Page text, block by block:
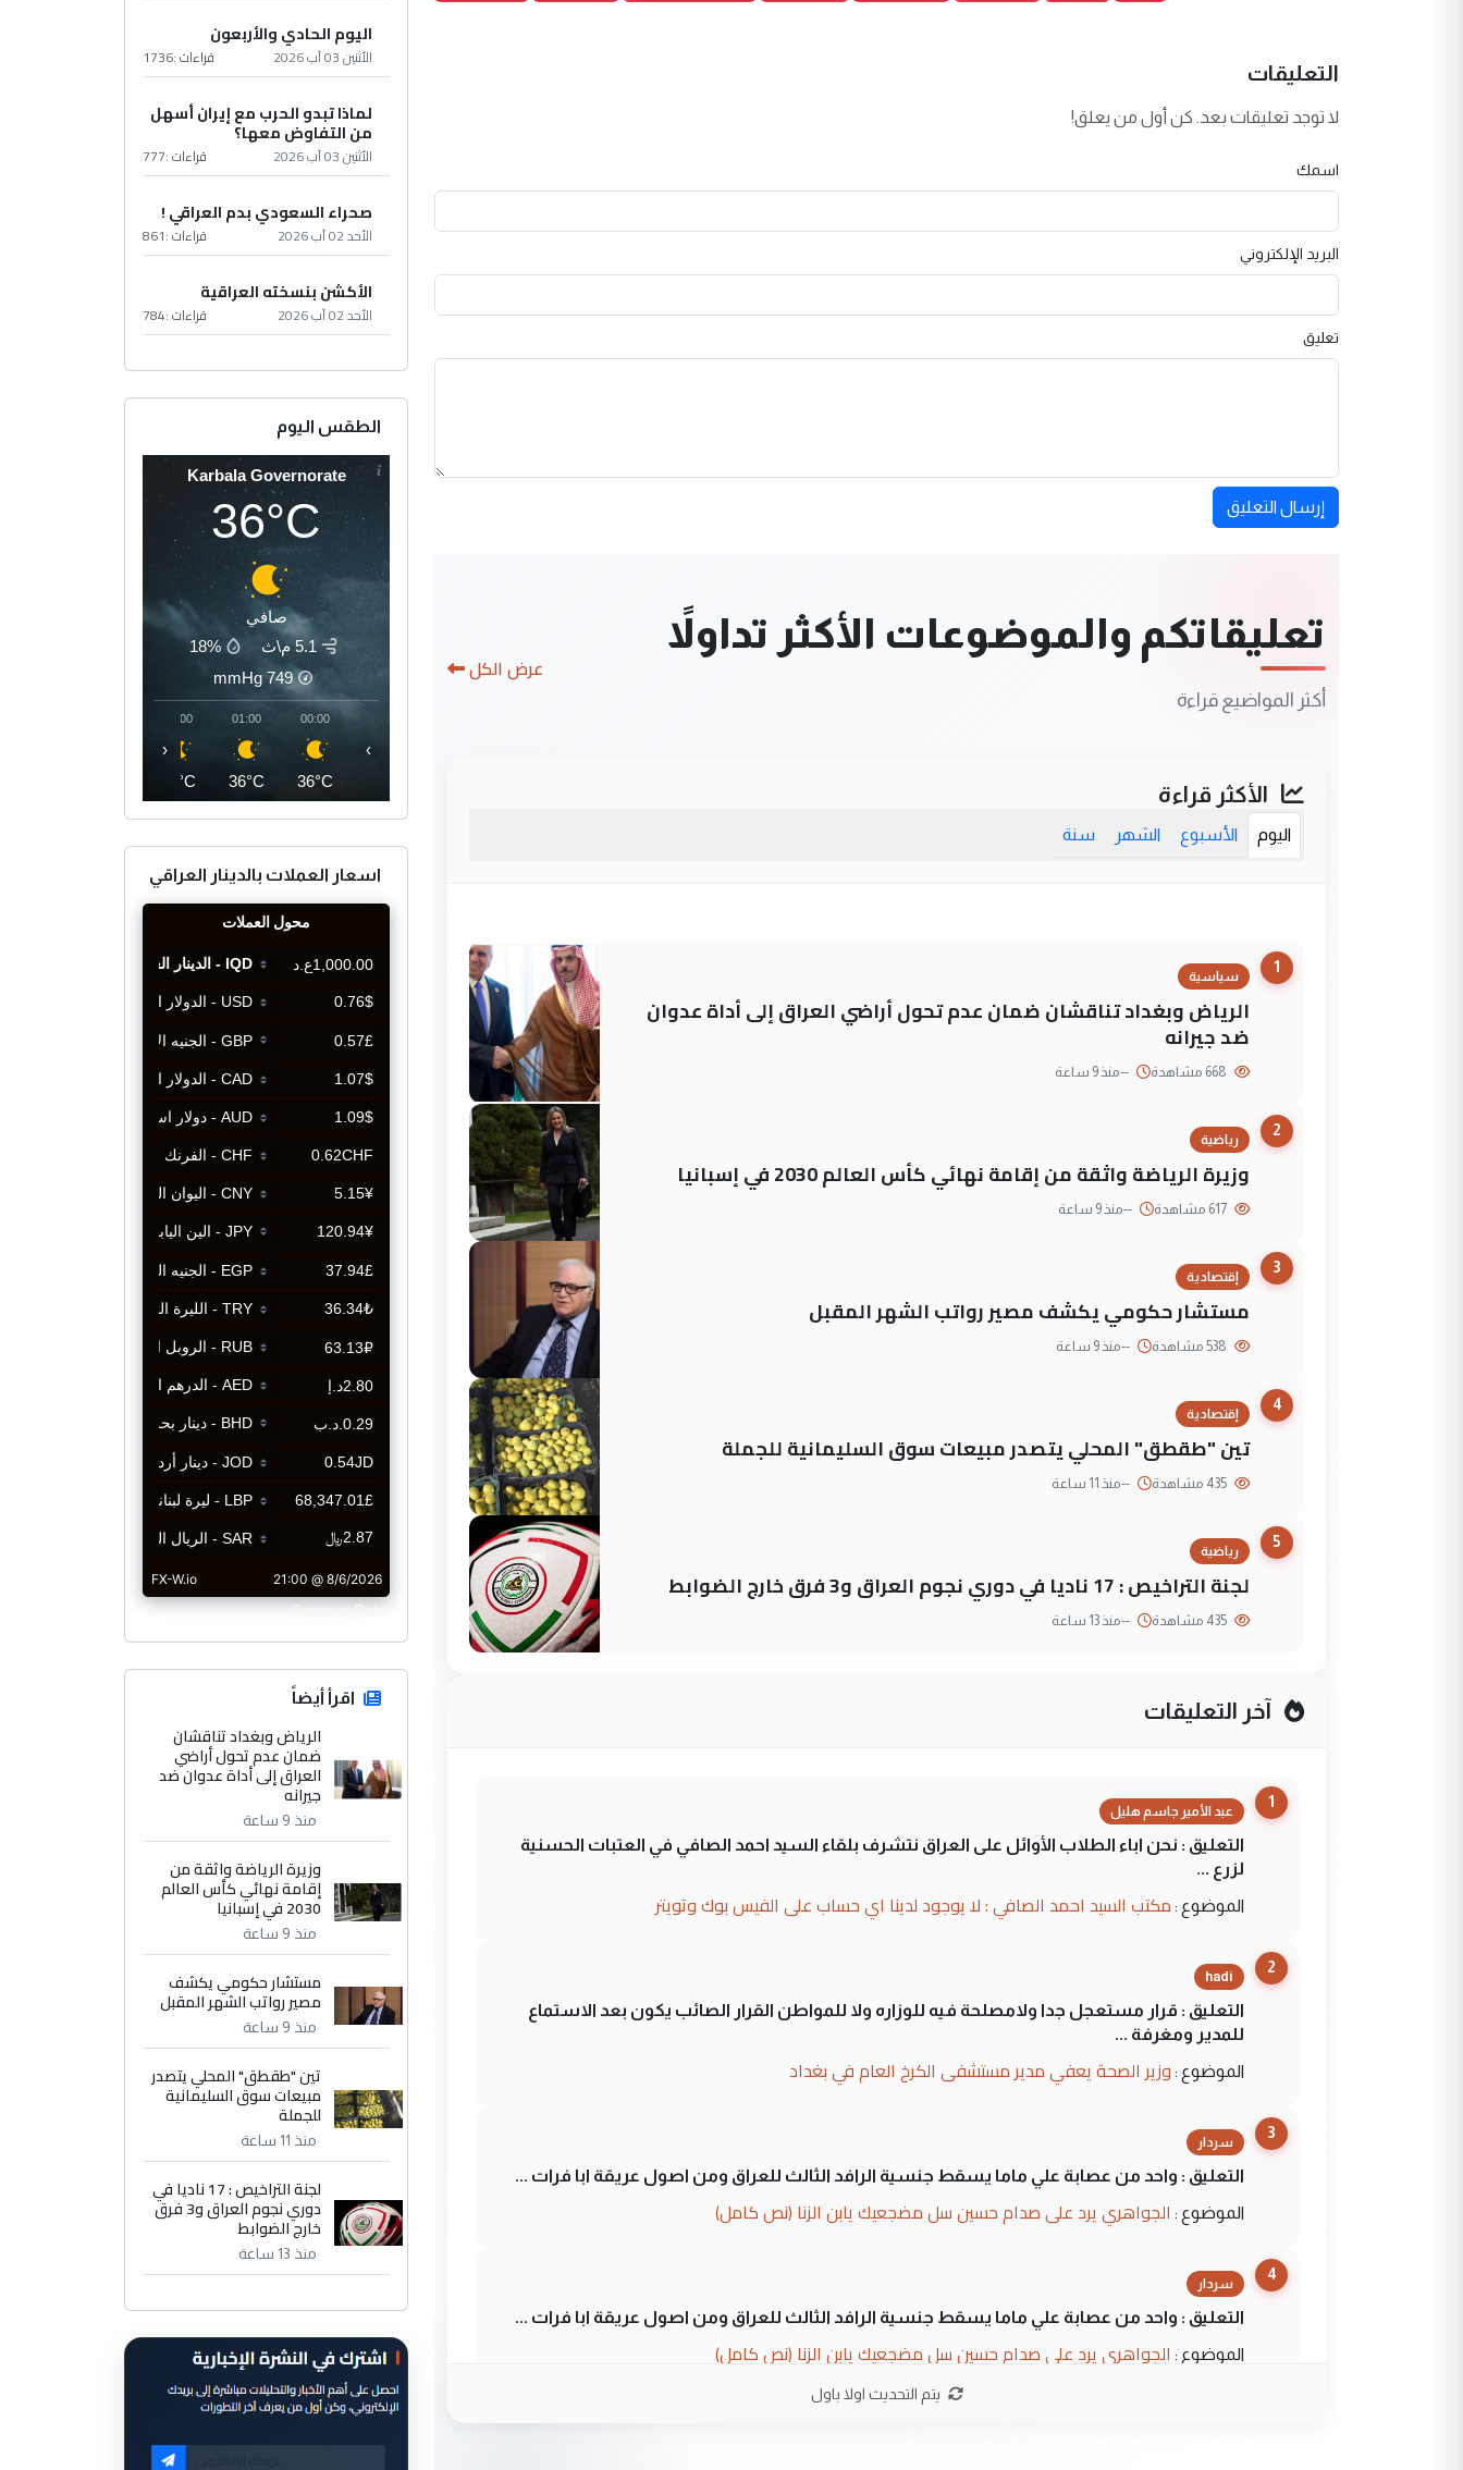
التعليقات
لا توجد تعليقات بعد. كن أول من يعلق!
اسمك
البريد الإلكتروني
تعليق
إرسال التعليق
تعليقاتكم والموضوعات الأكثر تداولاً
أكثر المواضيع قراءة
عرض الكل
الأكثر قراءة
اليوم الأسبوع الشهر سنة
1
سياسية
الرياض وبغداد تناقشان ضمان عدم تحول أراضي العراق إلى أداة عدوان
ضد جيرانه
--منذ 9 ساعة
2
رياضية
وزيرة الرياضة واثقة من إقامة نهائي كأس العالم 2030 في إسبانيا
--منذ 9 ساعة
3
إقتصادية
مستشار حكومي يكشف مصير رواتب الشهر المقبل
--منذ 9 ساعة
4
إقتصادية
تين "طقطق" المحلي يتصدر مبيعات سوق السليمانية للجملة
--منذ 11 ساعة
5
رياضية
لجنة التراخيص : 17 ناديا في دوري نجوم العراق و3 فرق خارج الضوابط
--منذ 13 ساعة
آخر التعليقات
1
عبد الأمير جاسم هليل
التعليق : نحن اباء الطلاب الأوائل على العراق نتشرف بلقاء السيد احمد الصافي في العتبات الحسنية
لزرع ...
الموضوع : مكتب السيد احمد الصافي : لا يوجود لدينا اي حساب على الفيس بوك وتويتر
2
hadi
التعليق : قرار مستعجل جدا ولامصلحة فيه للوزاره ولا للمواطن القرار الصائب يكون بعد الاستماع
للمدير ومغرفة ...
الموضوع : وزير الصحة يعفي مدير مستشفى الكرخ العام في بغداد
3
سردار
التعليق : واحد من عصابة علي ماما يسقط جنسية الرافد الثالث للعراق ومن اصول عريقة ابا فرات ...
الموضوع : الجواهري يرد على صدام حسين سل مضجعيك يابن الزنا (نص كامل)
4
سردار
التعليق : واحد من عصابة علي ماما يسقط جنسية الرافد الثالث للعراق ومن اصول عريقة ابا فرات ...
الموضوع : الجواهري يرد على صدام حسين سل مضجعيك يابن الزنا (نص كامل)
يتم التحديث اولا باول
اليوم الحادي والأربعون
الأثنين 03 آب 2026 قراءات :1736
لماذا تبدو الحرب مع إيران أسهل
من التفاوض معها؟
الأثنين 03 آب 2026 قراءات :777
صحراء السعودي بدم العراقي !
الأحد 02 آب 2026 قراءات :861
الأكشن بنسخته العراقية
الأحد 02 آب 2026 قراءات :784
الطقس اليوم
Karbala Governorate
36°C
صافي
5.1 م\ث
18%
749
mmHg
00:00
36°C
01:00
36°C
02:00
35°C
‹ ›
اسعار العملات بالدينار العراقي
CurrencyRate
اقرأ أيضاً
الرياض وبغداد تناقشان
ضمان عدم تحول أراضي
العراق إلى أداة عدوان ضد
جيرانه
منذ 9 ساعة
وزيرة الرياضة واثقة من
إقامة نهائي كأس العالم
2030 في إسبانيا
منذ 9 ساعة
مستشار حكومي يكشف
مصير رواتب الشهر المقبل
منذ 9 ساعة
تين "طقطق" المحلي يتصدر
مبيعات سوق السليمانية
للجملة
منذ 11 ساعة
لجنة التراخيص : 17 ناديا في
دوري نجوم العراق و3 فرق
خارج الضوابط
منذ 13 ساعة